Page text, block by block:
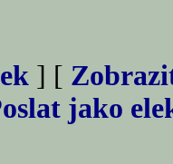
] [
jako